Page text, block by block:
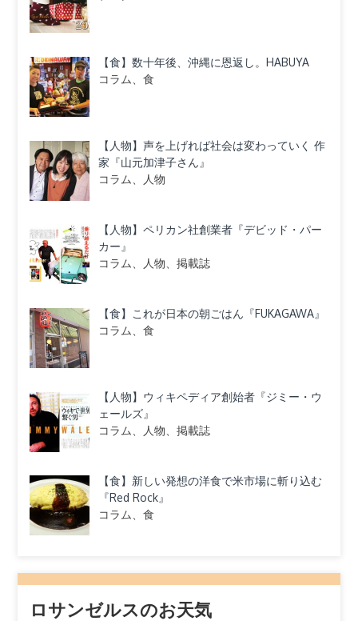
【食】数十年後、沖縄に恩返し。HABUYA
コラム、食
【人物】声を上げれば社会は変わっていく 作
家『山元加津子さん』
コラム、人物
【人物】ペリカン社創業者『デビッド・パー
カー』
コラム、人物、掲載誌
【食】これが日本の朝ごはん『FUKAGAWA』
コラム、食
【人物】ウィキペディア創始者『ジミー・ウ
ェールズ』
コラム、人物、掲載誌
【食】新しい発想の洋食で米市場に斬り込む
『Red Rock』
コラム、食
ロサンゼルスのお天気